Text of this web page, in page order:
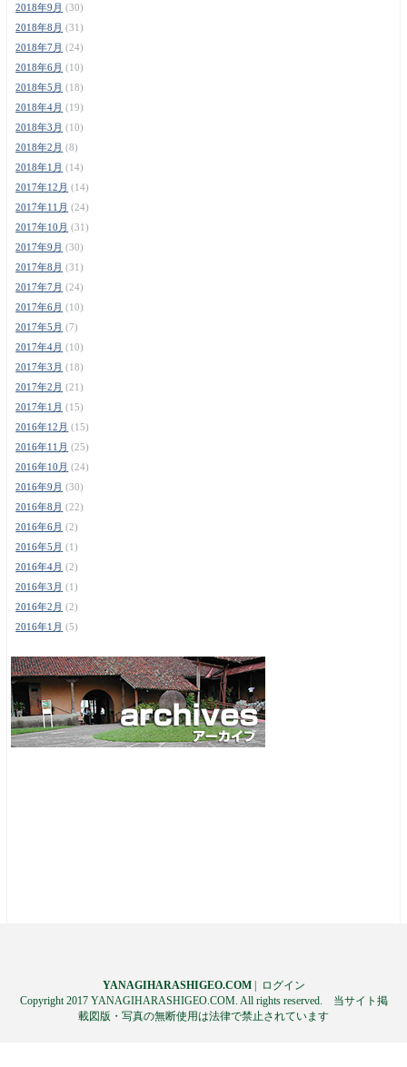
2018年9月 (30)
2018年8月 (31)
2018年7月 (24)
2018年6月 (10)
2018年5月 (18)
2018年4月 (19)
2018年3月 (10)
2018年2月 (8)
2018年1月 (14)
2017年12月 (14)
2017年11月 (24)
2017年10月 (31)
2017年9月 (30)
2017年8月 (31)
2017年7月 (24)
2017年6月 (10)
2017年5月 (7)
2017年4月 (10)
2017年3月 (18)
2017年2月 (21)
2017年1月 (15)
2016年12月 (15)
2016年11月 (25)
2016年10月 (24)
2016年9月 (30)
2016年8月 (22)
2016年6月 (2)
2016年5月 (1)
2016年4月 (2)
2016年3月 (1)
2016年2月 (2)
2016年1月 (5)
YANAGIHARASHIGEO.COM|
ログイン
Copyright 2017 YANAGIHARASHIGEO.COM. All rights reserved. 当サイト掲
載図版・写真の無断使用は法律で禁止されています